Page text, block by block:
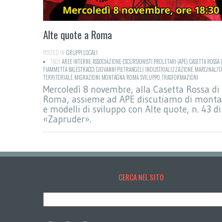
Alte quote a Roma
POSTED IN:GRUPPI LOCALI
TAGS:AREE INTERNEASSOCIAZIONE ESCURSIONISTI PROLETARI (APE) CASETTA
FIAMMETTA BALESTRACCI GIOVANNI PIETRANGELI INDUSTRIALIZZAZIONE
TERRITORIALE MIGRAZIONI MONTAGNA ROMASVILUPPO TRASFORMAZIONI
Mercoledì 8 novembre, alla Casetta Rossa di
Roma, assieme ad APE discutiamo di
e modelli di sviluppo con Alte quote, n. 43 di
«Zapruder».
CERCA NEL SITO